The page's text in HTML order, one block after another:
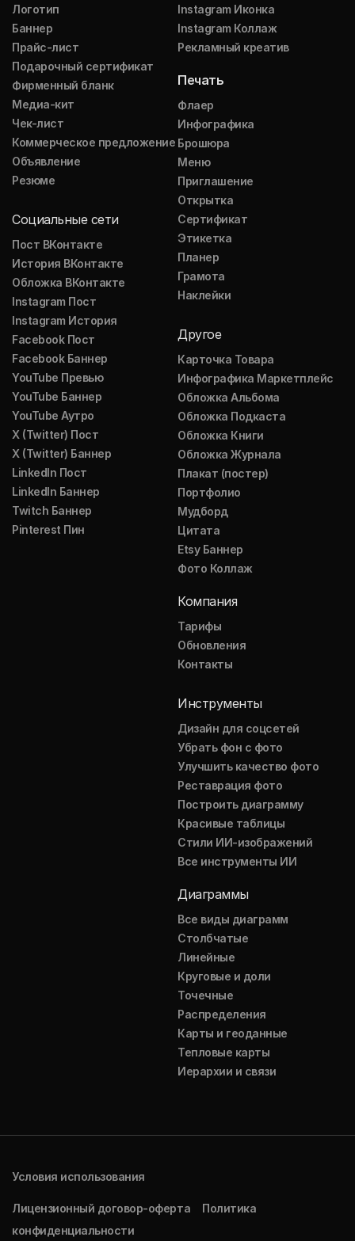
Логотип
Баннер
Прайс-лист
Подарочный сертификат
Фирменный бланк
Медиа-кит
Чек-лист
Коммерческое предложение
Объявление
Резюме
Социальные сети
Пост ВКонтакте
История ВКонтакте
Обложка ВКонтакте
Instagram Пост
Instagram История
Facebook Пост
Facebook Баннер
YouTube Превью
YouTube Баннер
YouTube Аутро
X (Twitter) Пост
X (Twitter) Баннер
LinkedIn Пост
LinkedIn Баннер
Twitch Баннер
Pinterest Пин
Instagram Иконка
Instagram Коллаж
Рекламный креатив
Печать
Флаер
Инфографика
Брошюра
Меню
Приглашение
Открытка
Сертификат
Этикетка
Планер
Грамота
Наклейки
Другое
Карточка Товара
Инфографика Маркетплейс
Обложка Альбома
Обложка Подкаста
Обложка Книги
Обложка Журнала
Плакат (постер)
Портфолио
Мудборд
Цитата
Etsy Баннер
Фото Коллаж
Компания
Тарифы
Обновления
Контакты
Инструменты
Дизайн для соцсетей
Убрать фон с фото
Улучшить качество фото
Реставрация фото
Построить диаграмму
Красивые таблицы
Стили ИИ-изображений
Все инструменты ИИ
Диаграммы
Все виды диаграмм
Столбчатые
Линейные
Круговые и доли
Точечные
Распределения
Карты и геоданные
Тепловые карты
Иерархии и связи
Условия использования
Лицензионный договор-оферта
Политика
конфиденциальности